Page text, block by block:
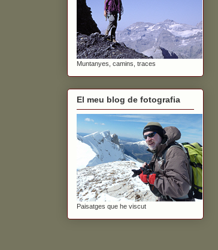
Muntanyes, camins, traces
El meu blog de fotografia
Paisatges que he viscut